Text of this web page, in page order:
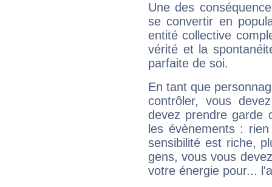
Une des
se convertir en
entité collective
vérité et la
parfaite de soi.
En tant que
contrôler, vous
devez prendre garde
les évènements :
sensibilité est riche,
gens, vous vous
votre énergie pour...